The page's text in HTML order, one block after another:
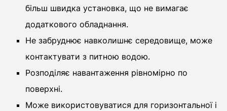
більш швидка установка, що не вимагає
додаткового обладнання.
Не забруднює навколишнє середовище, може
контактувати з питною водою.
Розподіляє навантаження рівномірно по
поверхні.
Може використовуватися для горизонтальної і